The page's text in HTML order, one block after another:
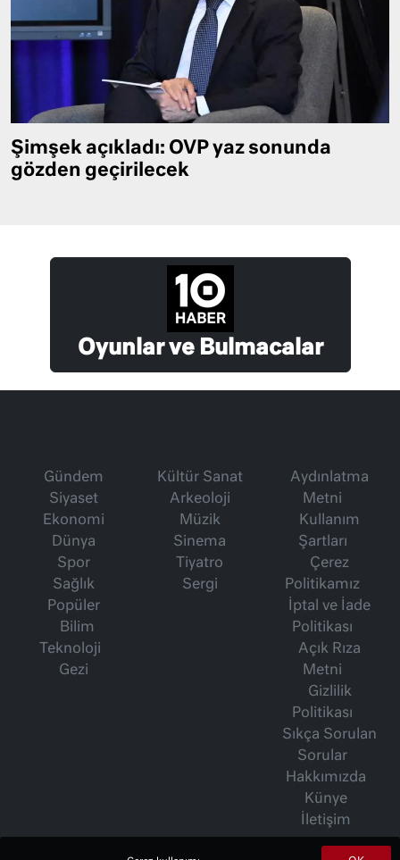
Şimşek açıkladı: OVP yaz sonunda
gözden geçirilecek
Oyunlar ve Bulmacalar
Gündem
Siyaset
Ekonomi
Dünya
Spor
Sağlık
Popüler
Bilim
Teknoloji
Gezi
Kültür Sanat
Arkeoloji
Müzik
Sinema
Tiyatro
Sergi
Aydınlatma
Metni
Kullanım
Şartları
Çerez
Politikamız
İptal ve İade
Politikası
Açık Rıza
Metni
Gizlilik
Politikası
Sıkça Sorulan
Sorular
Hakkımızda
Künye
İletişim